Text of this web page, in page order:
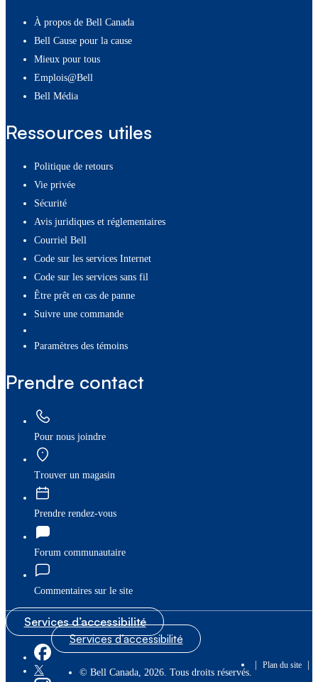
À propos de Bell Canada
Bell Cause pour la cause
Mieux pour tous
Emplois@Bell
Bell Média
Ressources utiles
Politique de retours
Vie privée
Sécurité
Avis juridiques et réglementaires
Courriel Bell
Code sur les services Internet
Code sur les services sans fil
Être prêt en cas de panne
Suivre une commande
paramètres des témoins
Prendre contact
Pour nous joindre
Trouver un magasin
Prendre rendez-vous
Forum communautaire
Commentaires sur le site
Services d’accessibilité
Services d’accessibilité
© Bell Canada, 2026. Tous droits réservés.
Plan du site